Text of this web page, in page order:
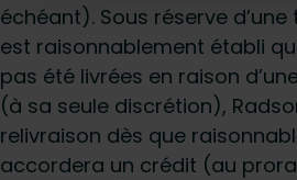
échéant). Sous réserve d’une
est raisonnablement établi
pas été livrées en raison
(à sa seule discrétion),
relivraison dès que
accordera un crédit (au